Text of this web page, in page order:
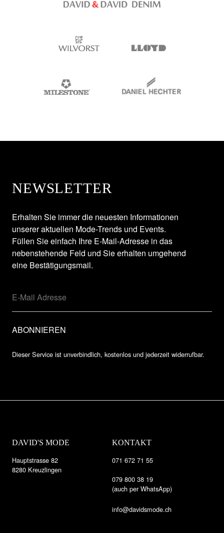
NEWSLETTER
Erhalten Sie immer die neuesten Informationen
unserer aktuellen Mode-Trends und Events.
Füllen Sie einfach Ihre E-Mail-Adresse in das
nebenstehende Feld und Sie erhalten umgehend
eine Bestätigungsmail.
Dieser Service ist unverbindlich, kostenlos und jederzeit widerrufbar.
DAVID'S MODE
Hauptstrasse 82
8280 Kreuzlingen
KONTAKT
071 672 71 55
079 800 38 19
(auch per WhatsApp)
info@davidsmode.ch